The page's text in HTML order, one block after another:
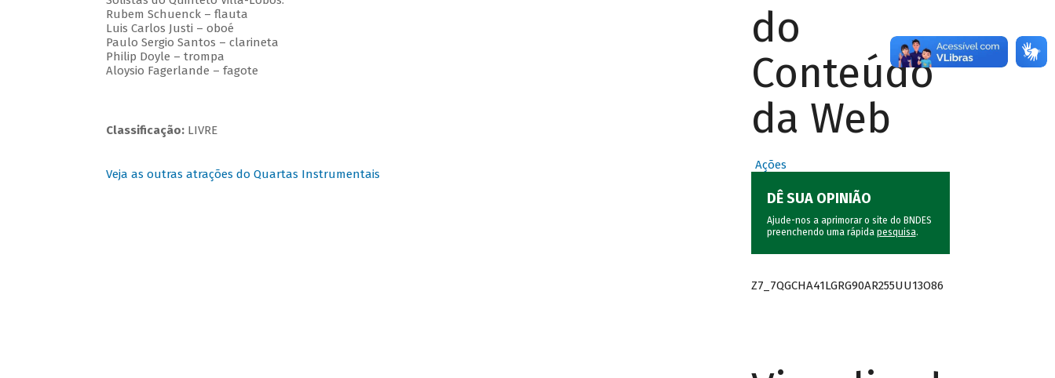
Rubem Schuenck – flauta
Luis Carlos Justi – oboé
Paulo Sergio Santos – clarineta
Philip Doyle – trompa
Aloysio Fagerlande – fagote
Classificação:LIVRE
Veja as outras atrações do Quartas Instrumentais
do
Conteúdo
da Web
Ações
DÊ SUA OPINIÃO
Ajude-nos a aprimorar o site do BNDES
preenchendo uma rápida pesquisa.
Z7_7QGCHA41LGRG90AR255UU13O86